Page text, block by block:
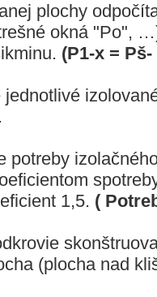
plochy
okná "Po",
(P1-x =
jednotlivé
potreby
1,5. (
(plocha nad